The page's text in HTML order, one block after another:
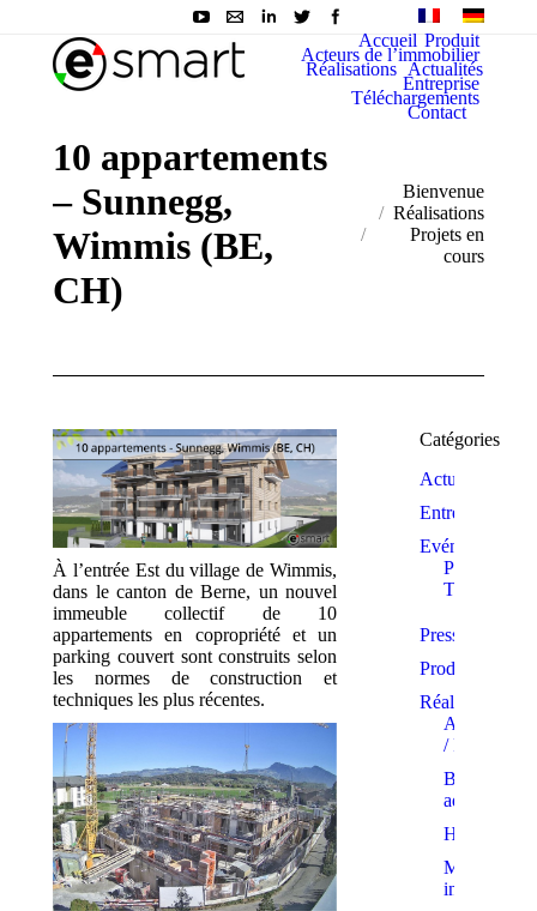
Accueil Produit
Acteurs de l’immobilier
Réalisations Actualités
Entreprise
Téléchargements
Contact
10 appartements
– Sunnegg,
Wimmis (BE,
CH)
You are here:
Bienvenue
Réalisations
Projets en
cours
À l’entrée Est du village de Wimmis,
dans le canton de Berne, un nouvel
immeuble collectif de 10
appartements en copropriété et un
parking couvert sont construits selon
les normes de construction et
techniques les plus récentes.
Catégories
Actualité
Entreprise
Evénements
Prix et
Trophées
Presse
Produits
Réalisations
/ PPE
Bâtiments
Hôtels
Maisons